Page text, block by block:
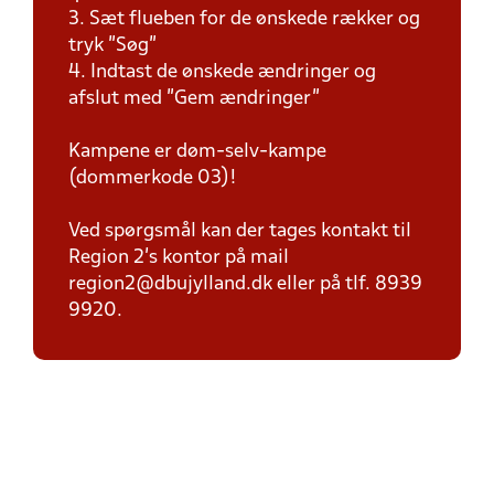
3. Sæt flueben for de ønskede rækker og
tryk "Søg"
4. Indtast de ønskede ændringer og
afslut med "Gem ændringer"
Kampene er døm-selv-kampe
(dommerkode 03)!
Ved spørgsmål kan der tages kontakt til
Region 2's kontor på mail
region2@dbujylland.dk eller på tlf. 8939
9920.